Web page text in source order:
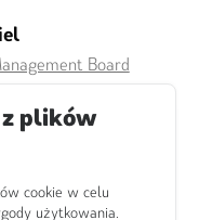
Board
firmy People.
na
Od 30 lat
rekrutacyjnej i HR.
odpowiedzialny za
plików
cookie w celu
użytkowania.